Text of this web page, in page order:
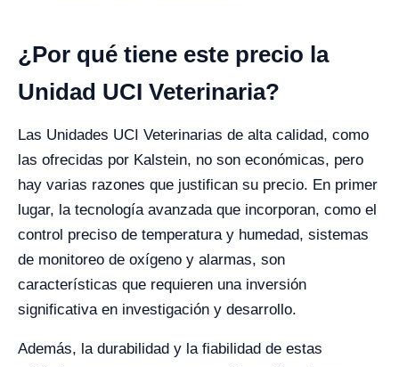
¿Por qué tiene este precio la
Unidad UCI Veterinaria?
Las Unidades UCI Veterinarias de alta calidad, como
las ofrecidas por Kalstein, no son económicas, pero
hay varias razones que justifican su precio. En primer
lugar, la tecnología avanzada que incorporan, como el
control preciso de temperatura y humedad, sistemas
de monitoreo de oxígeno y alarmas, son
características que requieren una inversión
significativa en investigación y desarrollo.
Además, la durabilidad y la fiabilidad de estas